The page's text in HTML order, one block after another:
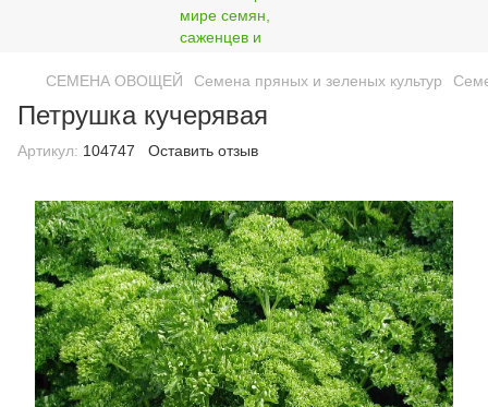
СЕМЕНА ОВОЩЕЙ Семена пряных и зеленых культур
Петрушка кучерявая
Артикул: 104747 Оставить отзыв